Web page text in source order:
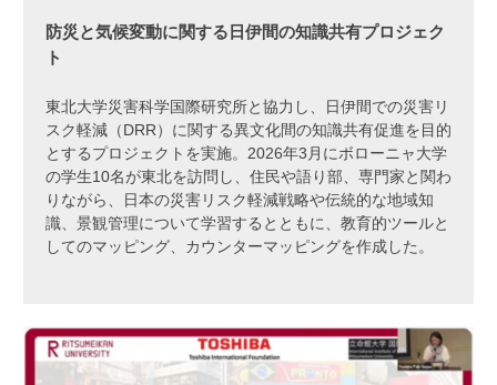
防災と気候変動に関する日伊間の知識共有プロジェク
ト
東北大学災害科学国際研究所と協力し、日伊間での災害リ
スク軽減（DRR）に関する異文化間の知識共有促進を目的
とするプロジェクトを実施。2026年3月にボローニャ大学
の学生10名が東北を訪問し、住民や語り部、専門家と関わ
りながら、日本の災害リスク軽減戦略や伝統的な地域知
識、景観管理について学習するとともに、教育的ツールと
してのマッピング、カウンターマッピングを作成した。